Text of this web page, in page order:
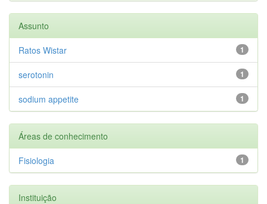
Assunto
1
Ratos Wistar
1
serotonin
1
sodium appetite
Áreas de conhecimento
1
Fisiologia
Instituição